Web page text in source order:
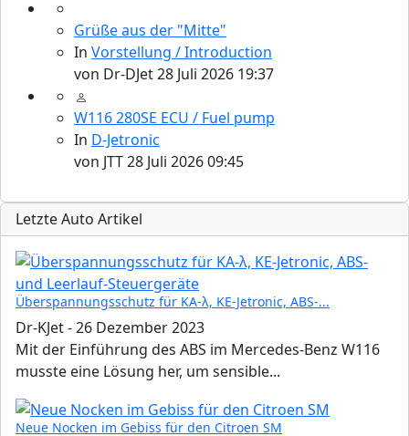
Grüße aus der "Mitte"
In Vorstellung / Introduction
von Dr-DJet28 Juli 2026 19:37
W116 280SE ECU / Fuel pump
In D-Jetronic
von JTT28 Juli 2026 09:45
Letzte Auto Artikel
Überspannungsschutz für KA-λ, KE-Jetronic, ABS-...
Dr-KJet-26 Dezember 2023
Mit der Einführung des ABS im Mercedes-Benz W116
musste eine Lösung her, um sensible...
Neue Nocken im Gebiss für den Citroen SM